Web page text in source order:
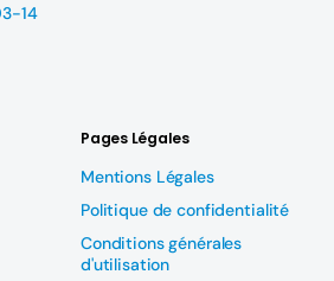
14
Pages Légales
Mentions Légales
Politique de confidentialité
Conditions générales
d'utilisation